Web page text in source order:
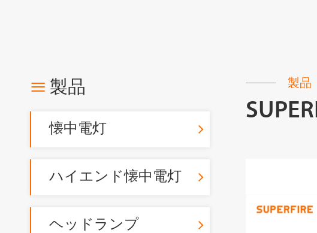
 製品
懐中電灯
ハイエンド懐中電灯
ヘッドランプ
製品